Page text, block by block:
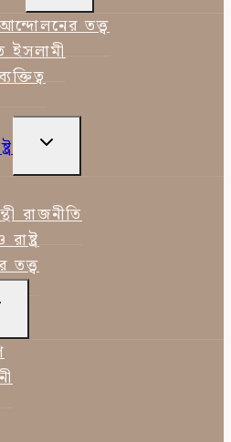
MENUতত্ত্ব
ইসলামী
TOGGLE
রাজনীতি
তত্ত্ব